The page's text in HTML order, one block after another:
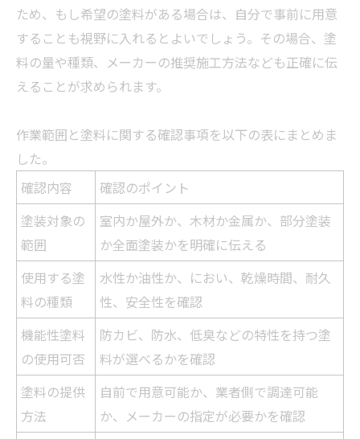
ため、もし希望の塗料がある場合は、自分で事前に用意
することも視野に入れるとよいでしょう。その場合、塗
料の量や種類、メーカーの推奨施工方法なども正確に伝
えることが求められます。
作業範囲と塗料に関する確認事項を以下の表にまとめま
した。
確認内容
確認のポイント
塗装対象の
範囲
室内か屋外か、木材か金属か、部分塗装
か全面塗装かを明確に伝える
使用する塗
料の種類
水性か油性か、におい、乾燥時間、耐久
性、安全性を確認
機能性塗料
の使用可否
防カビ、防水、低臭などの特性を持つ塗
料が選べるかを確認
塗料の提供
方法
自前で用意可能か、 業者側で調達可能
か、メーカーの指定が必要かを確認